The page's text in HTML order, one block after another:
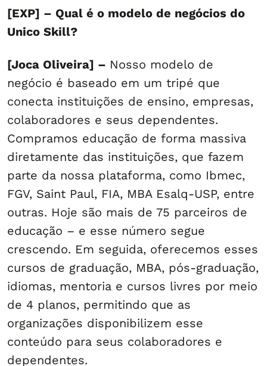
[EXP] – Qual é o modelo de negócios do
Unico Skill?
[Joca Oliveira] – Nosso modelo de
negócio é baseado em um tripé que
conecta instituições de ensino, empresas,
colaboradores e seus dependentes.
Compramos educação de forma massiva
diretamente das instituições, que fazem
parte da nossa plataforma, como Ibmec,
FGV, Saint Paul, FIA, MBA Esalq-USP, entre
outras. Hoje são mais de 75 parceiros de
educação – e esse número segue
crescendo. Em seguida, oferecemos esses
cursos de graduação, MBA, pós-graduação,
idiomas, mentoria e cursos livres por meio
de 4 planos, permitindo que as
organizações disponibilizem esse
conteúdo para seus colaboradores e
dependentes.